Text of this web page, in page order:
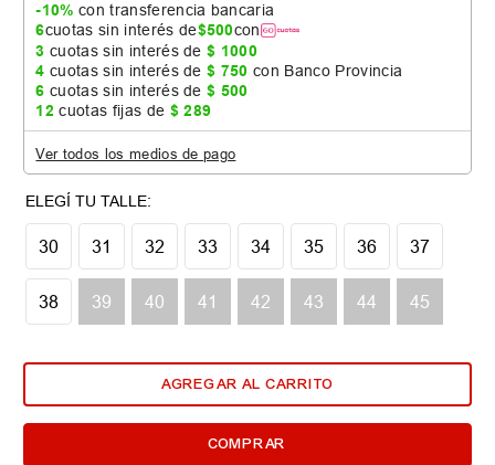
-10% con transferencia bancaria
6cuotas sin interés de$500con
3 cuotas sin interés de$ 1000
4 cuotas sin interés de$ 750 con Banco Provincia
6 cuotas sin interés de$ 500
12 cuotas fijas de $ 289
Ver todos los medios de pago
30 31 32 33 34 35 36 37
38 39 40 41 42 43 44 45
AGREGAR AL CARRITO
COMPRAR